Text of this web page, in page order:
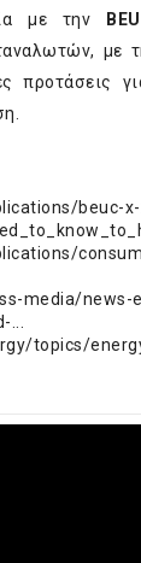
με την
με
προτάσεις
beuc-
media/news-
...
topics/